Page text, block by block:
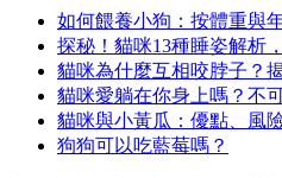
如何餵養小狗：按體重與
探秘！貓咪13種睡姿解析
貓咪為什麼互相咬脖子？
貓咪愛躺在你身上嗎？不
貓咪與小黃瓜：優點、風
狗狗可以吃藍莓嗎？